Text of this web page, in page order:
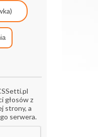
głosów z
strony, a
serwera.